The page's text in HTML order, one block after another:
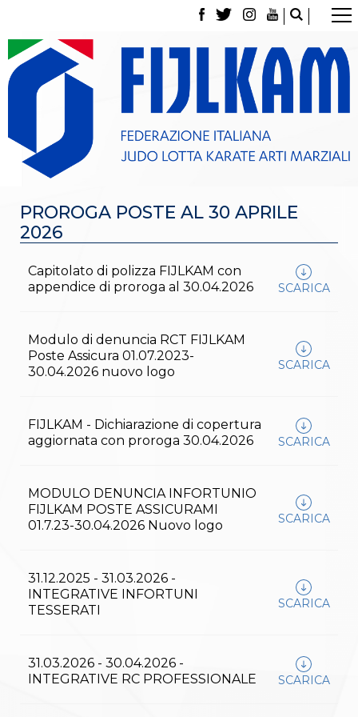
La Federazione
Tesseramento
Contatti
Norme e modulistica Affiliazioni e Tesseramenti
Classifica Società Sportive con più di 100 atleti
tesserati
Archivio eventi
Media
Partners
Trasparenza
Judo
Attività Didattica
Gare e Risultati
Albi Federali
La disciplina
News
Albi Federali
Karate
La disciplina
Albi Federali
Arti marziali
Capoeira
Grappling
PROROGA POSTE AL 30 APRILE
2026
Capitolato di polizza FIJLKAM con
appendice di proroga al 30.04.2026
SCARICA
Modulo di denuncia RCT FIJLKAM
Poste Assicura 01.07.2023-
30.04.2026 nuovo logo
SCARICA
FIJLKAM - Dichiarazione di copertura
aggiornata con proroga 30.04.2026
SCARICA
MODULO DENUNCIA INFORTUNIO
FIJLKAM POSTE ASSICURAMI
01.7.23-30.04.2026 Nuovo logo
SCARICA
31.12.2025 - 31.03.2026 -
INTEGRATIVE INFORTUNI
TESSERATI
SCARICA
31.03.2026 - 30.04.2026 -
INTEGRATIVE RC PROFESSIONALE
SCARICA